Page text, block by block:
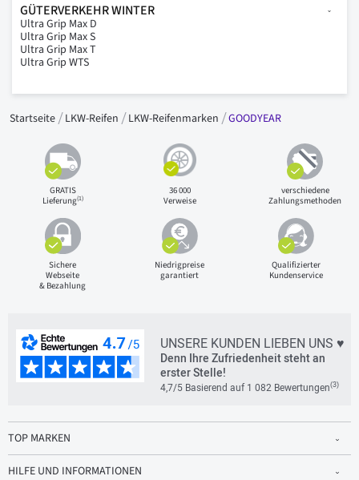
GÜTERVERKEHR WINTER
Ultra Grip Max D
Ultra Grip Max S
Ultra Grip Max T
Ultra Grip WTS
Startseite LKW-Reifen LKW-Reifenmarken GOODYEAR
GRATIS
Lieferung(1)
36 000
Verweise
verschiedene
Zahlungsmethoden
Sichere
Webseite
& Bezahlung
Niedrigpreise
garantiert
Qualifizierter
Kundenservice
UNSERE KUNDEN LIEBEN UNS ♥
Denn Ihre Zufriedenheit steht an
erster Stelle!
4,7/5 Basierend auf 1 082 Bewertungen(3)
TOP MARKEN
HILFE UND INFORMATIONEN